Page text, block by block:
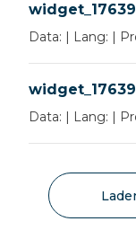
Data: Lang:
Data: Lang: